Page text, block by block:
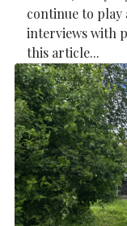
continue to
interviews with
this article...